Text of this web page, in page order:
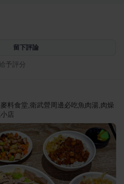
留下評論
予評分
料食堂,衛武營周邊必吃魚肉湯,肉燥
店